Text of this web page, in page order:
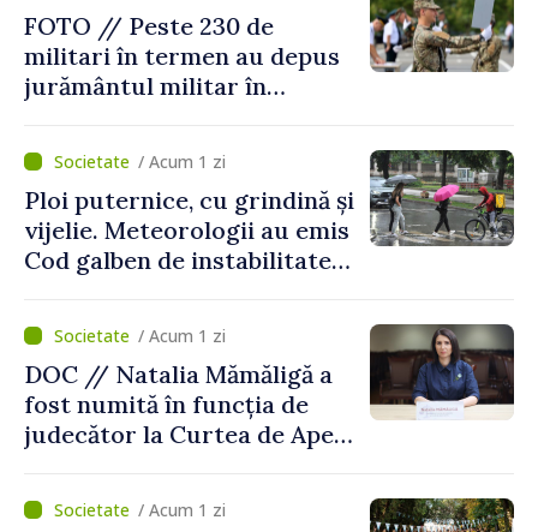
FOTO // Peste 230 de
militari în termen au depus
jurământul militar în
/ Acum 1 zi
Ploi puternice, cu grindină și
vijelie. Meteorologii au emis
Cod galben de instabilitate
/ Acum 1 zi
DOC // Natalia Mămăligă a
fost numită în funcția de
judecător la Curtea de Apel
/ Acum 1 zi